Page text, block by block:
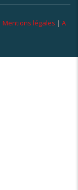
Mentions légales | A